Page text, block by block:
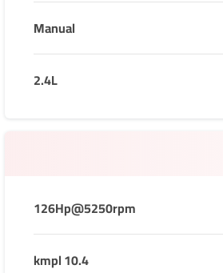
Manual
2.4L
126Hp@5250rpm
10.4 kmpl